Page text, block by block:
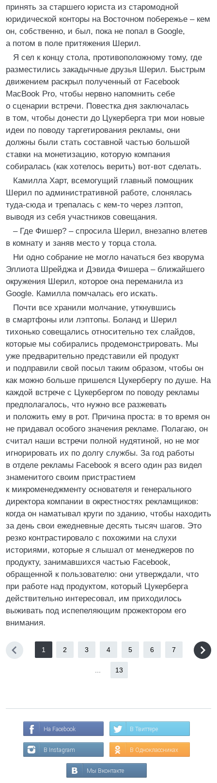
принять за старшего юриста из старомодной
юридической конторы на Восточном побережье – кем
он, собственно, и был, пока не попал в Google,
а потом в поле притяжения Шерил.
Я сел к концу стола, противоположному тому, где
разместились закадычные друзья Шерил. Быстрым
движением раскрыл полученный от Facebook
MacBook Pro, чтобы нервно напомнить себе
о сценарии встречи. Повестка дня заключалась
в том, чтобы донести до Цукерберга три мои новые
идеи по поводу таргетирования рекламы, они
должны были стать составной частью большой
ставки на монетизацию, которую компания
собиралась (как хотелось верить) вот-вот сделать.
Камилла Харт, всемогущий главный помощник
Шерил по административной работе, слонялась
туда-сюда и трепалась с кем-то через лэптоп,
выводя из себя участников совещания.
– Где Фишер? – спросила Шерил, внезапно влетев
в комнату и заняв место у торца стола.
Ни одно собрание не могло начаться без кворума
Эллиота Шрейджа и Дэвида Фишера – ближайшего
окружения Шерил, которое она переманила из
Google. Камилла помчалась его искать.
Почти все хранили молчание, уткнувшись
в смартфоны или лэптопы. Боланд и Шерил
тихонько совещались относительно тех слайдов,
которые мы собирались продемонстрировать. Мы
уже предварительно представили ей продукт
и подправили свой посыл таким образом, чтобы он
как можно больше пришелся Цукербергу по душе. На
каждой встрече с Цукербергом по поводу рекламы
предполагалось, что нужно все разжевать
и положить ему в рот. Причина проста: в то время он
не придавал особого значения рекламе. Полагаю, он
считал наши встречи полной нудятиной, но не мог
игнорировать их по долгу службы. За год работы
в отделе рекламы Facebook я всего один раз видел
знаменитого своим пристрастием
к микроменеджменту основателя и генерального
директора компании в окрестностях рекламщиков:
когда он наматывал круги по зданию, чтобы находить
за день свои ежедневные десять тысяч шагов. Это
резко контрастировало с похожими на слухи
историями, которые я слышал от менеджеров по
продукту, занимавшихся частью Facebook,
обращенной к пользователю: они утверждали, что
при работе над продуктом, который Цукерберга
действительно интересовал, им приходилось
выживать под испепеляющим прожектором его
внимания.
1 2 3 4 5 6 7
13
На Facebook В Твиттере
В Instagram В Одноклассниках
Мы Вконтакте